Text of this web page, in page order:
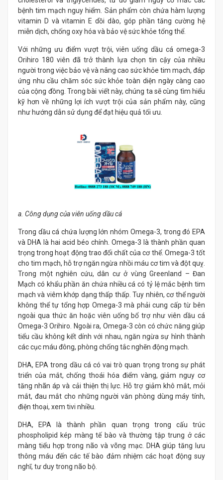
bệnh tim mạch nguy hiểm. Sản phẩm còn chứa hàm lượng
vitamin D và vitamin E dồi dào, góp phần tăng cường hệ
miễn dịch, chống oxy hóa và bảo vệ sức khỏe tổng thể.
Với những ưu điểm vượt trội, viên uống dầu cá omega-3
Orihiro 180 viên đã trở thành lựa chọn tin cậy của nhiều
người trong việc bảo vệ và nâng cao sức khỏe tim mạch, đáp
ứng nhu cầu chăm sóc sức khỏe toàn diện ngày càng cao
của cộng đồng. Trong bài viết này, chúng ta sẽ cùng tìm hiểu
kỹ hơn về những lợi ích vượt trội của sản phẩm này, cũng
như hướng dẫn sử dụng để đạt hiệu quả tối ưu.
a. Công dụng của viên uống dầu cá
Trong dầu cá chứa lượng lớn nhóm Omega-3, trong đó EPA
và DHA là hai acid béo chính. Omega-3 là thành phần quan
trọng trong hoạt động trao đổi chất của cơ thể. Omega-3 tốt
cho tim mạch, hỗ trợ ngăn ngừa nhồi máu cơ tim và đột quỵ.
Trong một nghiên cứu, dân cư ở vùng Greenland – Đan
Mạch có khẩu phần ăn chứa nhiều cá có tỷ lệ mắc bệnh tim
mạch và viêm khớp dạng thấp thấp. Tuy nhiên, cơ thể người
không thể tự tổng hợp Omega-3 mà phải cung cấp từ bên
ngoài qua thức ăn hoặc viên uống bổ trợ như viên dầu cá
Omega-3 Orihiro. Ngoài ra, Omega-3 còn có chức năng giúp
tiểu cầu không kết dính với nhau, ngăn ngừa sự hình thành
các cục máu đông, phòng chống tắc nghẽn động mạch.
DHA, EPA trong dầu cá có vai trò quan trọng trong sự phát
triển của mắt, chống thoái hóa điểm vàng, giảm nguy cơ
tăng nhãn áp và cải thiện thị lực. Hỗ trợ giảm khô mắt, mỏi
mắt, đau mắt cho những người văn phòng dùng máy tính,
điện thoại, xem tivi nhiều.
DHA, EPA là thành phần quan trọng trong cấu trúc
phospholipid kép màng tế bào và thường tập trung ở các
màng tiểu hợp trong não và võng mạc. DHA giúp tăng lưu
thông máu đến các tế bào đảm nhiệm các hoạt động suy
nghĩ, tư duy trong não bộ.